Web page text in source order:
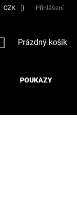
CZK Přihlášení
NÁKUPNÍ
Prázdný košík
POUKAZY